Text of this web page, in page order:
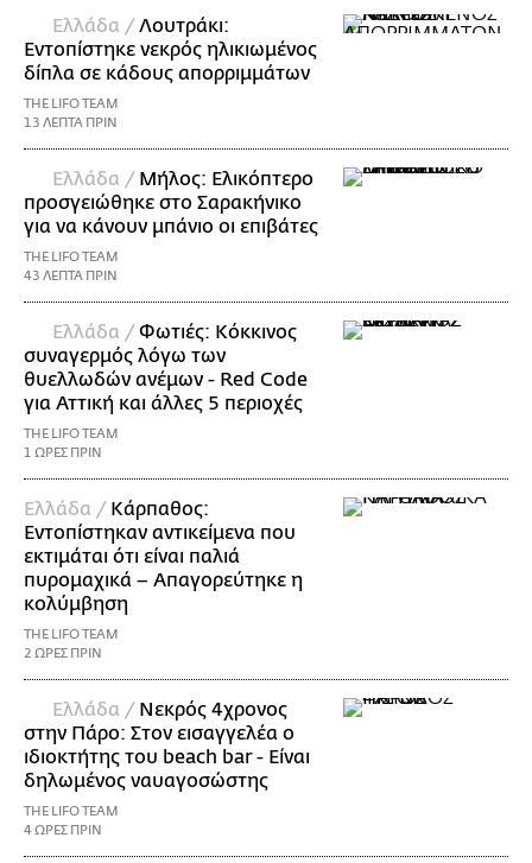
Ελλάδα /Λουτράκι:
Εντοπίστηκε νεκρός ηλικιωμένος
δίπλα σε κάδους απορριμμάτων
THE LIFO TEAM
13 ΛΕΠΤΑ ΠΡΙΝ
Ελλάδα / Μήλος: Ελικόπτερο
προσγειώθηκε στο Σαρακήνικο
για να κάνουν μπάνιο οι επιβάτες
THE LIFO TEAM
43 ΛΕΠΤΑ ΠΡΙΝ
Ελλάδα /Φωτιές: Κόκκινος
συναγερμός λόγω των
θυελλωδών ανέμων - Red Code
για Αττική και άλλες 5 περιοχές
THE LIFO TEAM
1 ΩΡΕΣ ΠΡΙΝ
Ελλάδα / Κάρπαθος:
Εντοπίστηκαν αντικείμενα που
εκτιμάται ότι είναι παλιά
πυρομαχικά – Απαγορεύτηκε η
κολύμβηση
THE LIFO TEAM
2 ΩΡΕΣ ΠΡΙΝ
Ελλάδα / Νεκρός 4χρονος
στην Πάρο: Στον εισαγγελέα ο
ιδιοκτήτης του beach bar - Είναι
δηλωμένος ναυαγοσώστης
THE LIFO TEAM
4 ΩΡΕΣ ΠΡΙΝ